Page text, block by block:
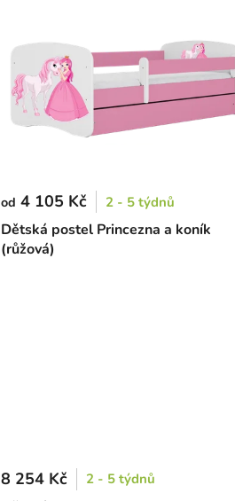
Dětská postel Princezna a koník
(růžová)
od 4 105 Kč 2 - 5 týdnů
8 254 Kč 2 - 5 týdnů